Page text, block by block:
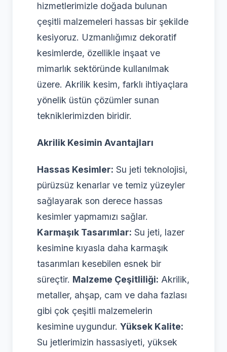
hizmetlerimizle doğada bulunan
çeşitli malzemeleri hassas bir şekilde
kesiyoruz. Uzmanlığımız dekoratif
kesimlerde, özellikle inşaat ve
mimarlık sektöründe kullanılmak
üzere. Akrilik kesim, farklı ihtiyaçlara
yönelik üstün çözümler sunan
tekniklerimizden biridir.
Akrilik Kesimin Avantajları
Hassas Kesimler: Su jeti teknolojisi,
pürüzsüz kenarlar ve temiz yüzeyler
sağlayarak son derece hassas
kesimler yapmamızı sağlar.
Karmaşık Tasarımlar: Su jeti, lazer
kesimine kıyasla daha karmaşık
tasarımları kesebilen esnek bir
süreçtir. Malzeme Çeşitliliği: Akrilik,
metaller, ahşap, cam ve daha fazlası
gibi çok çeşitli malzemelerin
kesimine uygundur. Yüksek Kalite:
Su jetlerimizin hassasiyeti, yüksek